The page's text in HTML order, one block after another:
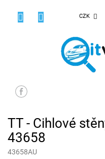
CZK
TT - Cihlové
43658
43658AU